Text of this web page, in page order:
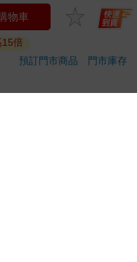
內衣褲、刮鬍刀、除毛
的猶豫期（含例假
法接受單獨退貨）必須
商品本體、配件、贈品、